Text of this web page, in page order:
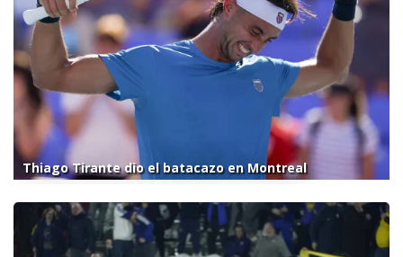
Thiago Tirante dio el batacazo en Montreal